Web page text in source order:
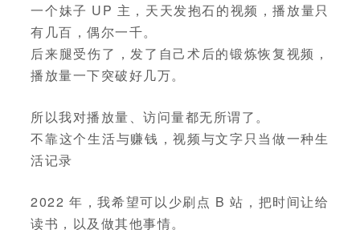
一个妹子 UP 主，天天发抱石的视频，播放量只
有几百，偶尔一千。
后来腿受伤了，发了自己术后的锻炼恢复视频，
播放量一下突破好几万。
所以我对播放量、访问量都无所谓了。
不靠这个生活与赚钱，视频与文字只当做一种生
活记录
2022 年，我希望可以少刷点 B 站，把时间让给
读书，以及做其他事情。